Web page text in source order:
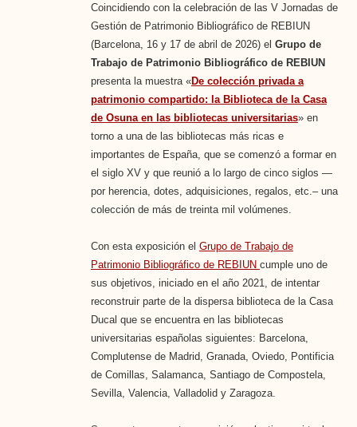
Coincidiendo con la celebración de las V Jornadas de
Gestión de Patrimonio Bibliográfico de REBIUN
(Barcelona, 16 y 17 de abril de 2026) el Grupo de
Trabajo de Patrimonio Bibliográfico de REBIUN
presenta la muestra «De colección privada a
patrimonio compartido: la Biblioteca de la Casa
de Osuna en las bibliotecas universitarias» en
torno a una de las bibliotecas más ricas e
importantes de España, que se comenzó a formar en
el siglo XV y que reunió a lo largo de cinco siglos —
por herencia, dotes, adquisiciones, regalos, etc.– una
colección de más de treinta mil volúmenes.
Con esta exposición el Grupo de Trabajo de
Patrimonio Bibliográfico de REBIUN cumple uno de
sus objetivos, iniciado en el año 2021, de intentar
reconstruir parte de la dispersa biblioteca de la Casa
Ducal que se encuentra en las bibliotecas
universitarias españolas siguientes: Barcelona,
Complutense de Madrid, Granada, Oviedo, Pontificia
de Comillas, Salamanca, Santiago de Compostela,
Sevilla, Valencia, Valladolid y Zaragoza.